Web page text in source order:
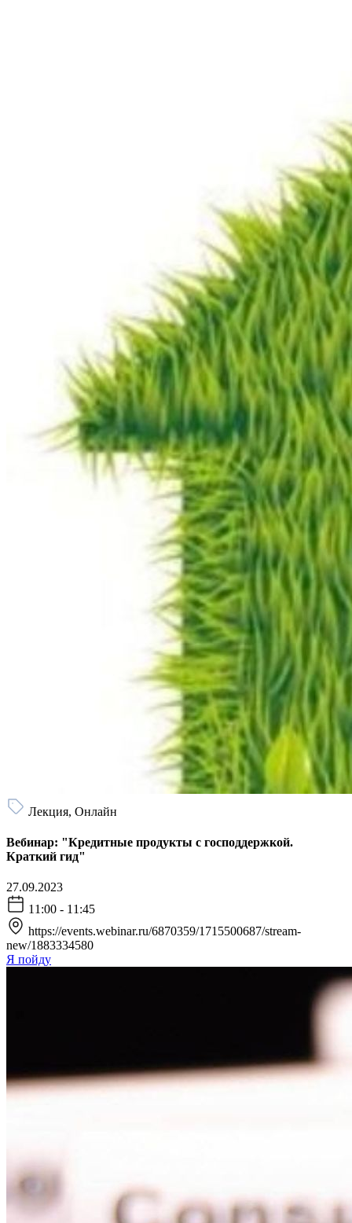
Лекция, Онлайн
Вебинар: "Кредитные продукты с господдержкой.
Краткий гид"
27.09.2023
11:00 - 11:45
https://events.webinar.ru/6870359/1715500687/stream-
new/1883334580
Я пойду